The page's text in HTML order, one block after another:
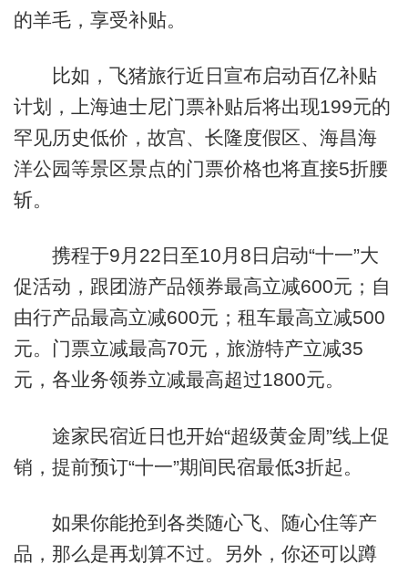
的羊毛，享受补贴。
比如，飞猪旅行近日宣布启动百亿补贴
计划，上海迪士尼门票补贴后将出现199元的
罕见历史低价，故宫、长隆度假区、海昌海
洋公园等景区景点的门票价格也将直接5折腰
斩。
携程于9月22日至10月8日启动“十一”大
促活动，跟团游产品领券最高立减600元；自
由行产品最高立减600元；租车最高立减500
元。门票立减最高70元，旅游特产立减35
元，各业务领券立减最高超过1800元。
途家民宿近日也开始“超级黄金周”线上促
销，提前预订“十一”期间民宿最低3折起。
如果你能抢到各类随心飞、随心住等产
品，那么是再划算不过。另外，你还可以蹲